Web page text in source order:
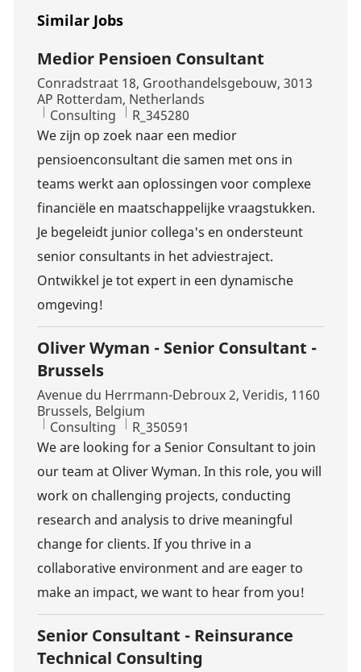
Similar Jobs
Medior Pensioen Consultant
Location
Conradstraat 18, Groothandelsgebouw, 3013
AP Rotterdam, Netherlands
Category
Consulting Job Id
R_345280
We zijn op zoek naar een medior
pensioenconsultant die samen met ons in
teams werkt aan oplossingen voor complexe
financiële en maatschappelijke vraagstukken.
Je begeleidt junior collega's en ondersteunt
senior consultants in het adviestraject.
Ontwikkel je tot expert in een dynamische
omgeving!
Oliver Wyman - Senior Consultant -
Brussels
Location
Avenue du Herrmann-Debroux 2, Veridis, 1160
Brussels, Belgium
Category
Consulting Job Id
R_350591
We are looking for a Senior Consultant to join
our team at Oliver Wyman. In this role, you will
work on challenging projects, conducting
research and analysis to drive meaningful
change for clients. If you thrive in a
collaborative environment and are eager to
make an impact, we want to hear from you!
Senior Consultant - Reinsurance
Technical Consulting